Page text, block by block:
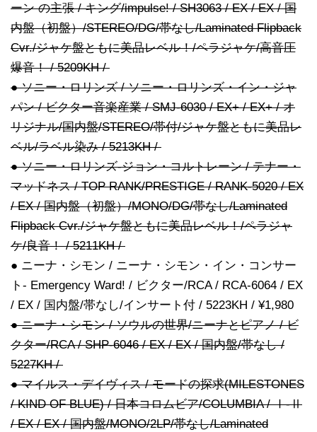
ーン の主張 / キング/impulse! / SH3063 / EX / EX / 国
内盤（初盤）/STEREO/DG/帯なし/Laminated Flipback
Cvr./ジャケ盤ともに美品レベル！/ペラジャケ/高音圧
爆音！ / 5209KH /
● ソニー・ロリンズ / ソニー・ロリンズ・イン・ジャ
パン / ビクター音楽産業 / SMJ-6030 / EX+ / EX+ / オ
リジナル/国内盤/STEREO/帯付/ジャケ盤ともに美品レ
ベル/ラベル染み / 5213KH /
● ソニー・ロリンズ-ジョン・コルトレーン / テナー・
マッドネス / TOP RANK/PRESTIGE / RANK-5020 / EX
/ EX / 国内盤（初盤）/MONO/DG/帯なし/Laminated
Flipback Cvr./ジャケ盤ともに美品レベル！/ペラジャ
ケ/良音！ / 5211KH /
● ニーナ・シモン / ニーナ・シモン・イン・コンサー
ト- Emergency Ward! / ビクター/RCA / RCA-6064 / EX
/ EX / 国内盤/帯なし/インサート付 / 5223KH / ¥1,980
● ニーナ・シモン / ソウルの世界/ニーナとピアノ / ビ
クター/RCA / SHP-6046 / EX / EX / 国内盤/帯なし /
5227KH /
● マイルス・デイヴィス / モードの探求(MILESTONES
/ KIND OF BLUE) / 日本コロムビア/COLUMBIA / Ⅰ-Ⅱ
/ EX / EX / 国内盤/MONO/2LP/帯なし/Laminated